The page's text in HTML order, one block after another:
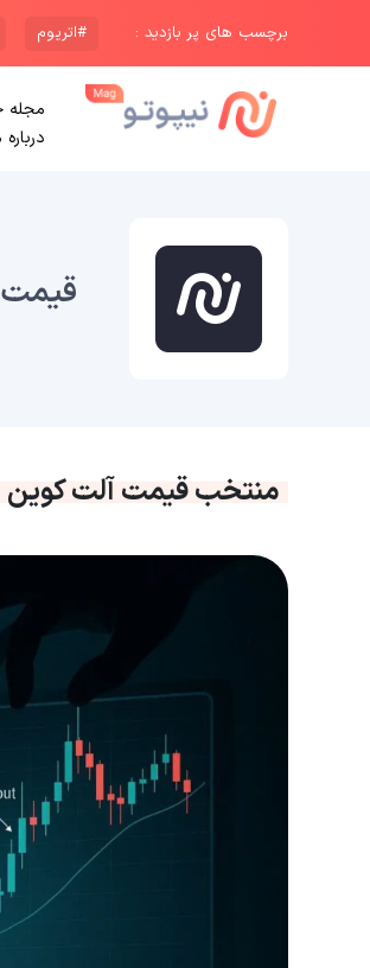
برچسب های پر بازدید : #اتریوم
مجله
درباره
منتخب قیمت آلت کوین